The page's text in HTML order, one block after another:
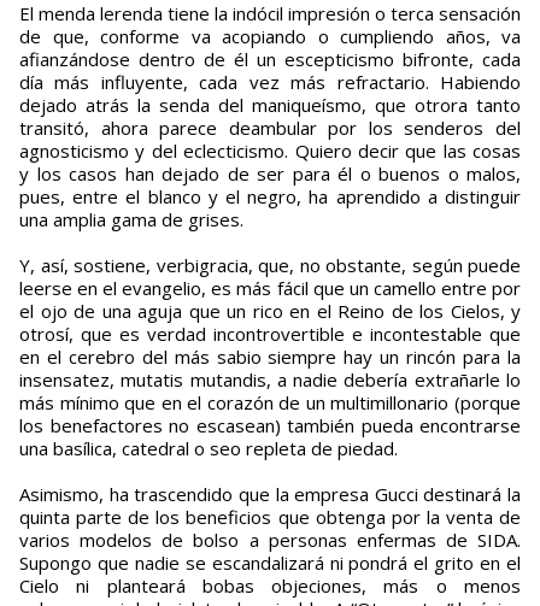
El menda lerenda tiene la indócil impresión o terca sensación
de que, conforme va acopiando o cumpliendo años, va
afianzándose dentro de él un escepticismo bifronte, cada
día más influyente, cada vez más refractario. Habiendo
dejado atrás la senda del maniqueísmo, que otrora tanto
transitó, ahora parece deambular por los senderos del
agnosticismo y del eclecticismo. Quiero decir que las cosas
y los casos han dejado de ser para él o buenos o malos,
pues, entre el blanco y el negro, ha aprendido a distinguir
una amplia gama de grises.
Y, así, sostiene, verbigracia, que, no obstante, según puede
leerse en el evangelio, es más fácil que un camello entre por
el ojo de una aguja que un rico en el Reino de los Cielos, y
otrosí, que es verdad incontrovertible e incontestable que
en el cerebro del más sabio siempre hay un rincón para la
insensatez, mutatis mutandis, a nadie debería extrañarle lo
más mínimo que en el corazón de un multimillonario (porque
los benefactores no escasean) también pueda encontrarse
una basílica, catedral o seo repleta de piedad.
Asimismo, ha trascendido que la empresa Gucci destinará la
quinta parte de los beneficios que obtenga por la venta de
varios modelos de bolso a personas enfermas de SIDA.
Supongo que nadie se escandalizará ni pondrá el grito en el
Cielo ni planteará bobas objeciones, más o menos